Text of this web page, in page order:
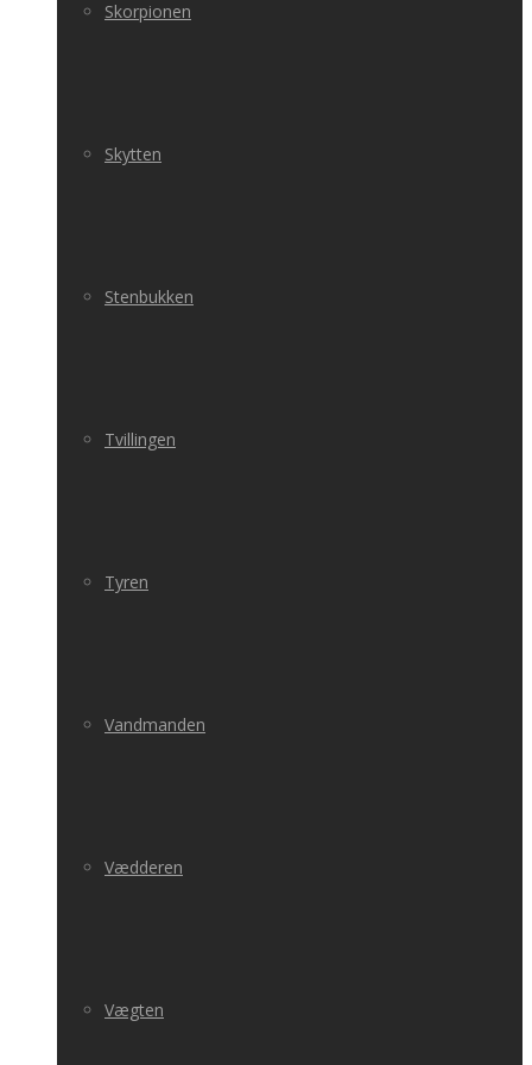
Skorpionen
Skytten
Stenbukken
Tvillingen
Tyren
Vandmanden
Vædderen
Vægten